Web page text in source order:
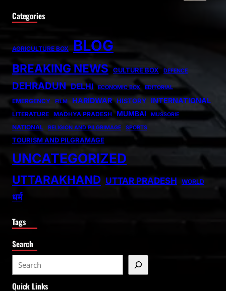
Categories
AGRICULTURE BOX BLOG
BREAKING NEWS CULTURE BOX DEFENCE
DEHRADUN DELHI ECONOMIC BOX EDITORIAL
EMERGENCY FILM HARIDWAR HISTORY INTERNATIONAL
LITERATURE MADHYA PRADESH MUMBAI MUSSORIE
NATIONAL RELIGION AND PILGRIMAGE SPORTS
TOURISM AND PILGRAMAGE
UNCATEGORIZED
UTTARAKHAND UTTAR PRADESH WORLD
धर्म
Tags
Search
e
a
Quick Links